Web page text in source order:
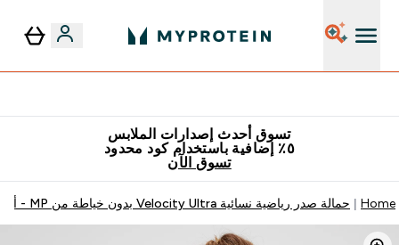
تسوق أحدث إصدارات الملابس
٥٪ إضافية باستخدام كود محدود
تسوق الآن
Home حمالة صدر رياضية نسائية Velocity Ultra بدون خياطة من MP - أسود